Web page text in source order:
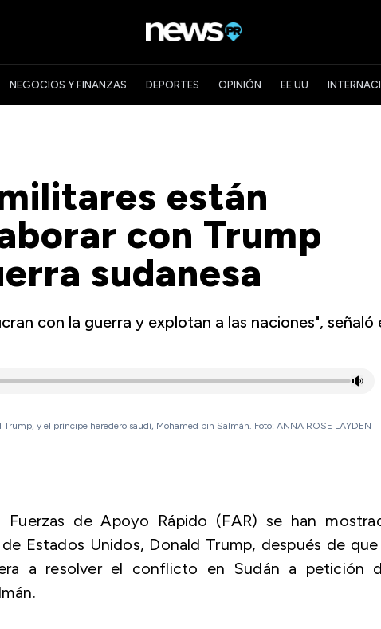
NEGOCIOS Y FINANZAS DEPORTES OPINIÓN EE.UU
están
con Trump
sudanesa
con la guerra y explotan a las naciones", señaló
y el príncipe heredero saudí, Mohamed bin Salmán. Foto: ANNA ROSE LAYDEN
Fuerzas de Apoyo Rápido (FAR) se han
Estados Unidos, Donald Trump, después de que
a resolver el conflicto en Sudán a petición